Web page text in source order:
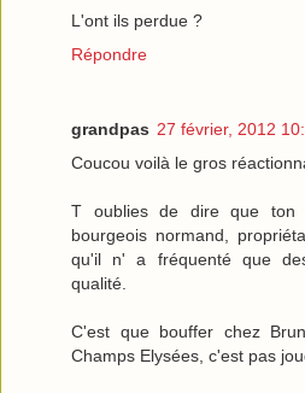
L'ont ils perdue ?
Répondre
grandpas 27 février, 2012
Coucou voilà le gros
T oublies de dire que
bourgeois normand,
qu'il n' a fréquenté que
qualité.
C'est que bouffer chez
Champs Elysées, c'est pas